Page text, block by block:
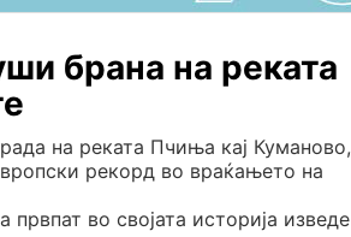
брана на реката
на реката Пчиња кај Куманово,
рекорд во враќањето на
во својата историја изведе